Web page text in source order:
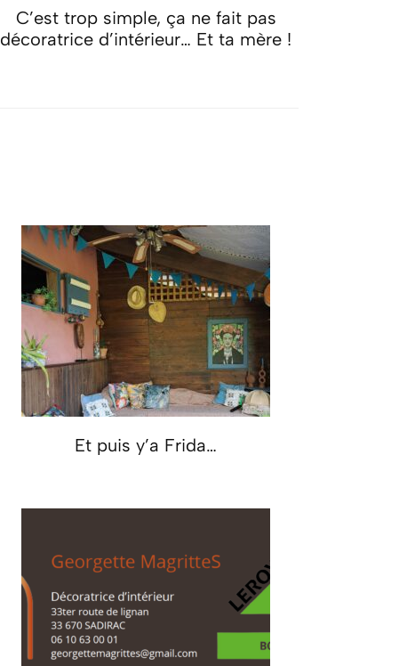
C’est trop simple, ça ne fait pas
décoratrice d’intérieur… Et ta mère !
Et puis y’a Frida…